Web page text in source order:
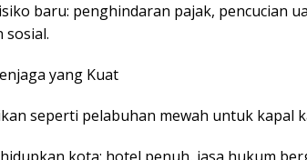
baru: penghindaran pajak, pencucian
sosial.
yang Kuat
seperti pelabuhan mewah untuk kapal